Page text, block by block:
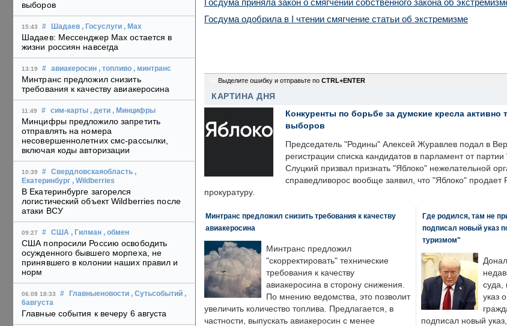
выборов
15:43 # Шадаев , Госуслуги , Max
Шадаев: Мессенджер Max остается в
жизни россиян навсегда
13:19 # авиакеросин , топливо , минтранс
Минтранс предложил снизить
требования к качеству авиакеросина
11:49 # сим-карты , дети , Минцифры
Минцифры предложило запретить
отправлять на номера
несовершеннолетних смс-рассылки,
включая коды авторизации
10:39 # Свердловскаяобласть ,
Екатеринбург , Wildberries
В Екатеринбурге загорелся
логистический объект Wildberries после
атаки ВСУ
09:27 # США , Гилман , обмен
США попросили Россию освободить
осужденного бывшего морпеха, не
принявшего в колонии наших правил и
норм
06.08 18:33 # Главныеновости , Сутьсобытий ,
6августа
Главные события к вечеру 6 августа
Госдума приняла закон о смягчении собственного закона об
Госдума одобрила в I чтении смягчение статьи об экстремизме
Выделите ошибку и отправьте по CTRL+ENTER
КАРТИНА ДНЯ
Конкуренты по борьбе за думские кресла
выборов
Председатель "Родины" Алексей Журавлев подал в
регистрации списка кандидатов в парламент от
Слуцкий призвал признать "Яблоко" нежелательной
справедливорос вообще заявил, что "Яблоко" продает
прокуратуру.
Минтранс предложил снизить требования к качеству
авиакеросина
Минтранс предложил
"скорректировать" технические
требования к качеству
авиакеросина в сторону снижения.
По мнению ведомства, это позволит
увеличить количество топлива. Предлагается, в
частности, выпускать авиакеросин с менее
Где родился, там не
подписал новый указ
туризмом"
суда,
указ
подписал новый